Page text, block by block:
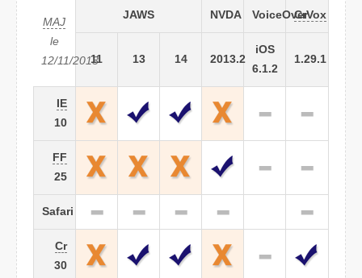
MAJ
le
12/11/2013
JAWS NVDA VoiceOverCrVox
11 13 14 2013.2
iOS
6.1.2
1.29.1
IE
10
FF
25
Safari
Cr
30